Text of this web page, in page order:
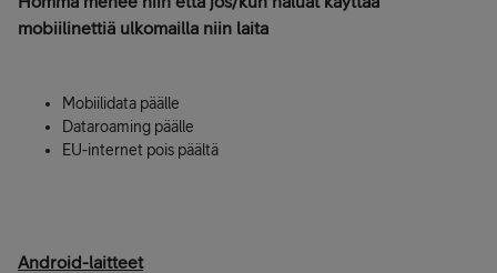
mobiilinettiä ulkomailla niin laita
Mobiilidata päälle
Dataroaming päälle
EU-internet pois päältä
Android-laitteet